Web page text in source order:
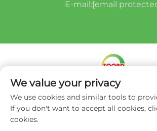
E-mail:[email
Copyright © Miracle Oruide
Parts Remanufacturing Co., Ltd. -
We value your privacy
We use cookies and similar tools to
If you don't want to accept all cookies,
cookies.